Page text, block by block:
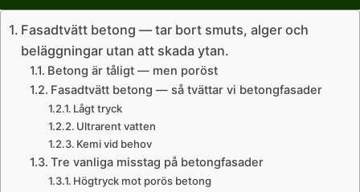
Fasadtvätt betong — tar bort smuts, alger och
beläggningar utan att skada ytan.
Betong är tåligt — men poröst
Fasadtvätt betong — så tvättar vi betongfasader
Lågt tryck
Ultrarent vatten
Kemi vid behov
Tre vanliga misstag på betongfasader
Högtryck mot porös betong